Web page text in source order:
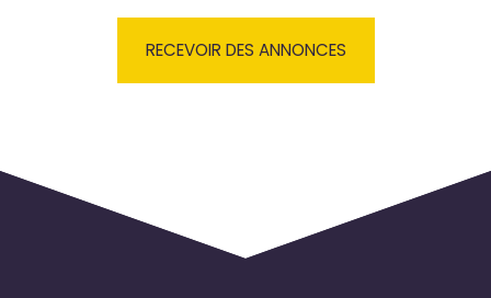
RECEVOIR DES ANNONCES